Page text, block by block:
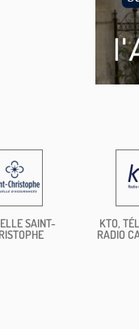
SAINT-
KTO,
RADIO